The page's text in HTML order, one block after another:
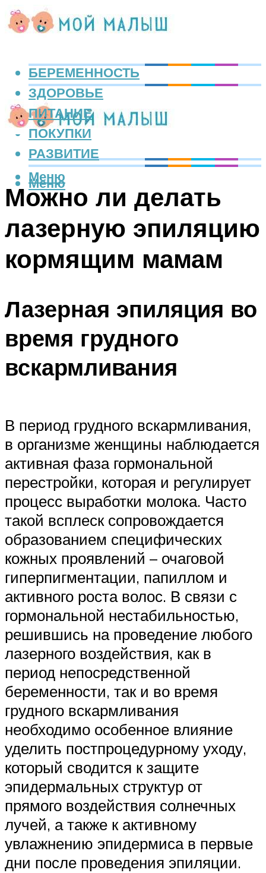
БЕРЕМЕННОСТЬ
ЗДОРОВЬЕ
ПИТАНИЕ
ПОКУПКИ
РАЗВИТИЕ
Меню
Меню
Можно ли делать
лазерную эпиляцию
кормящим мамам
Лазерная эпиляция во
время грудного
вскармливания
В период грудного вскармливания,
в организме женщины наблюдается
активная фаза гормональной
перестройки, которая и регулирует
процесс выработки молока. Часто
такой всплеск сопровождается
образованием специфических
кожных проявлений – очаговой
гиперпигментации, папиллом и
активного роста волос. В связи с
гормональной нестабильностью,
решившись на проведение любого
лазерного воздействия, как в
период непосредственной
беременности, так и во время
грудного вскармливания
необходимо особенное влияние
уделить постпроцедурному уходу,
который сводится к защите
эпидермальных структур от
прямого воздействия солнечных
лучей, а также к активному
увлажнению эпидермиса в первые
дни после проведения эпиляции.